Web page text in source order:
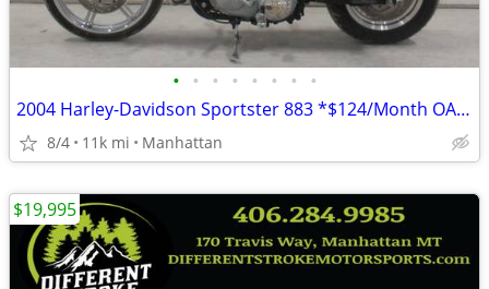
• • • • • • • •
2004 Harley-Davidson Sportster 883 *$124/Month OAC $0 Down*
8/4 11k mi Manhattan
$19,995